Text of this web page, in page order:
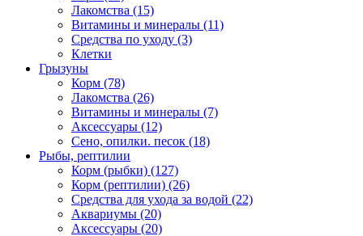
Лакомства (15)
Витамины и минералы (11)
Средства по уходу (3)
Клетки
Грызуны
Корм (78)
Лакомства (26)
Витамины и минералы (7)
Аксессуары (12)
Сено, опилки. песок (18)
Рыбы, рептилии
Корм (рыбки) (127)
Корм (рептилии) (26)
Средства для ухода за водой (22)
Аквариумы (20)
Аксессуары (20)